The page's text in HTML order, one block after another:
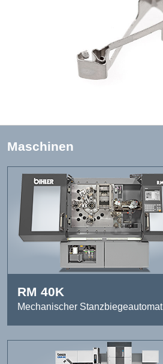
Maschinen
RM 40K
Mechanischer Stanzbiegeautomat